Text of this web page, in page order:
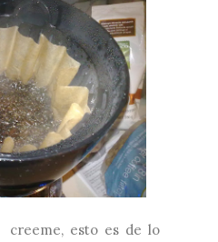
creeme, esto es de lo